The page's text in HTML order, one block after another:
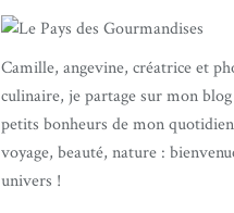
Camille, angevine, créatrice et
culinaire, je partage sur mon
petits bonheurs de mon
voyage, beauté, nature :
univers !